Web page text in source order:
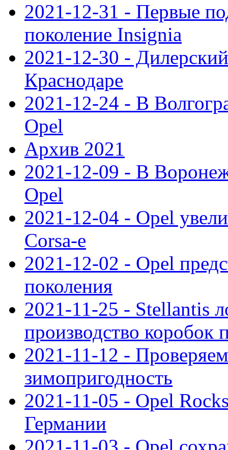
2021-12-31 - Первые
поколение Insignia
2021-12-30 -
Краснодаре
2021-12-24 - В
Opel
Архив 2021
2021-12-09 - В
Opel
2021-12-04 - Opel
Corsa-e
2021-12-02 - Opel
поколения
2021-11-25 - Stellantis
производство коробок
2021-11-12 -
зимопригодность
2021-11-05 - Opel
Германии